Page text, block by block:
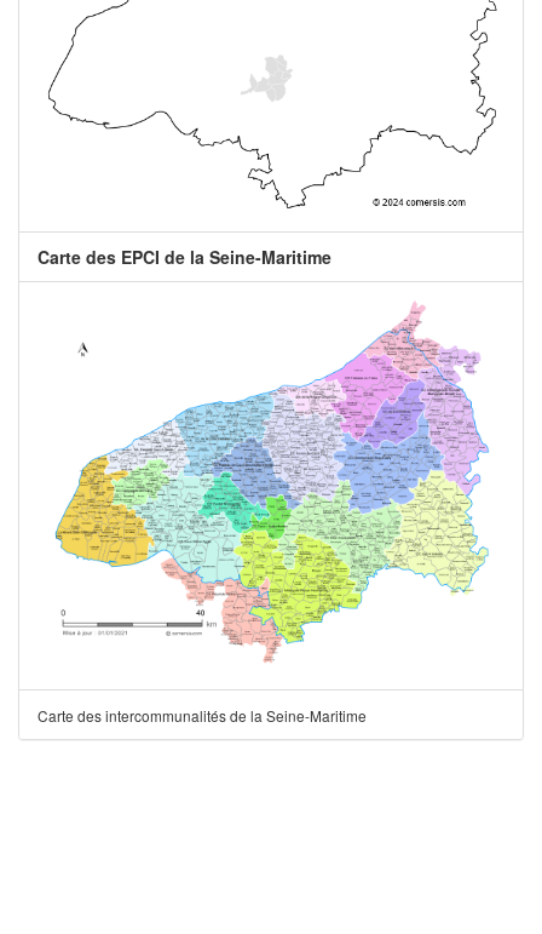
Carte des EPCI de la Seine-Maritime
Carte des intercommunalités de la Seine-Maritime